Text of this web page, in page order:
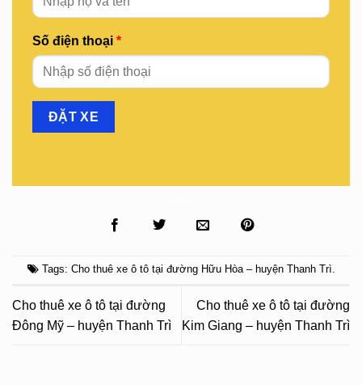
Số điện thoại *
Tags: Cho thuê xe ô tô tại đường Hữu Hòa – huyện Thanh Trì.
Cho thuê xe ô tô tại đường
Đông Mỹ – huyện Thanh Trì
Cho thuê xe ô tô tại đường
Kim Giang – huyện Thanh Trì